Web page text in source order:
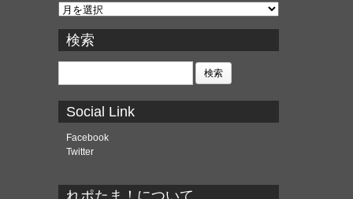
ア
カ
イ
ブ
検索
検
Social Link
Facebook
Twitter